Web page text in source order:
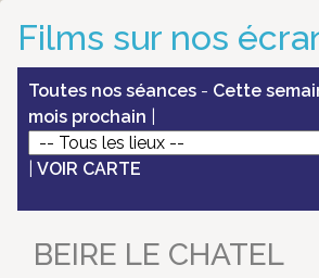
Films sur nos
Toutes nos séances - Cette
mois prochain
VOIR CARTE
BEIRE LE CHATEL